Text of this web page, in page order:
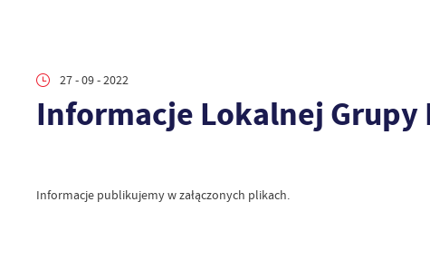
27 - 09 - 2022
Informacje Lokalnej Grupy
Informacje publikujemy w załączonych plikach.